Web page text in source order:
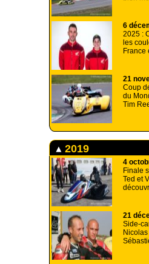
6
2025 :
les
21
Coup
du
Tim
2019
4
Finale
Ted et
21
Side-